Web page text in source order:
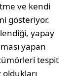
ve kendi
gösteriyor.
yapay
yapan
tespit
oldukları